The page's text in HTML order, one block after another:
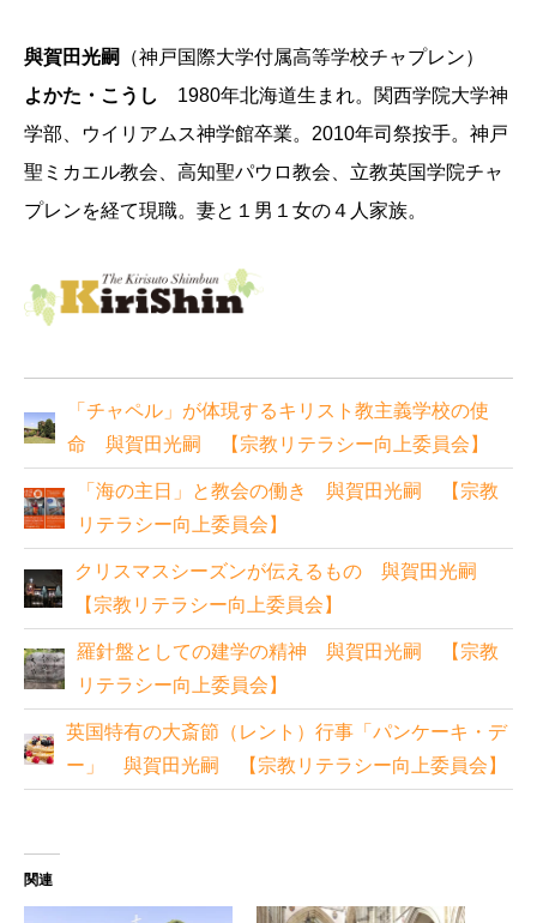
與賀田光嗣
（神戸国際大学付属高等学校チャプレン）
よかた・こうし
1980年北海道生まれ。関西学院大学神
学部、ウイリアムス神学館卒業。2010年司祭按手。神戸
聖ミカエル教会、高知聖パウロ教会、立教英国学院チャ
プレンを経て現職。妻と１男１女の４人家族。
「チャペル」が体現するキリスト教主義学校の使
命 與賀田光嗣 【宗教リテラシー向上委員会】
「海の主日」と教会の働き 與賀田光嗣 【宗教
リテラシー向上委員会】
クリスマスシーズンが伝えるもの 與賀田光嗣
【宗教リテラシー向上委員会】
羅針盤としての建学の精神 與賀田光嗣 【宗教
リテラシー向上委員会】
英国特有の大斎節（レント）行事「パンケーキ・デ
ー」 與賀田光嗣 【宗教リテラシー向上委員会】
関連